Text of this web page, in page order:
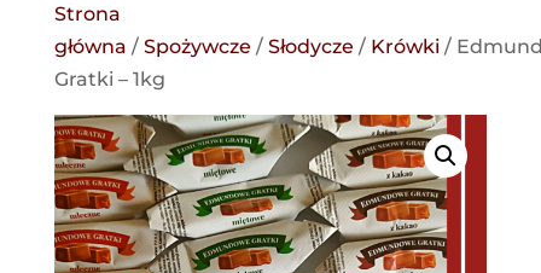
Strona
główna / Spożywcze / Słodycze / Krówki/
Gratki – 1kg